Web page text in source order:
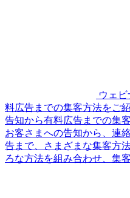
ウェ
料広告までの集客方法をご
告知から有料広告までの集
お客さまへの告知から、連
告まで、さまざまな集客方
ろな方法を組み合わせ、集